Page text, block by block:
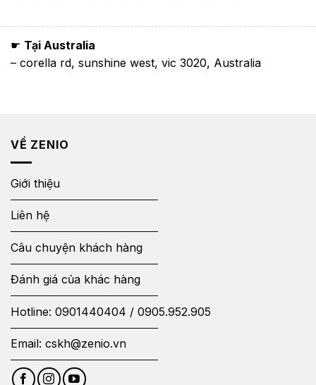
☛ Tại Australia
– corella rd, sunshine west, vic 3020, Australia
VỀ ZENIO
Giới thiệu
Liên hệ
Câu chuyện khách hàng
Đánh giá của khác hàng
Hotline: 0901440404 / 0905.952.905
Email: cskh@zenio.vn